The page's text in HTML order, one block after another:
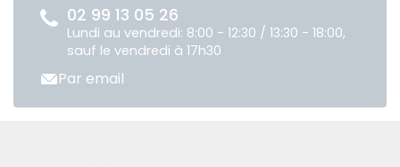
02 99 13 05 26
Lundi au vendredi: 8:00 - 12:30 / 13:30 - 18:00,
sauf le vendredi à 17h30
Par email